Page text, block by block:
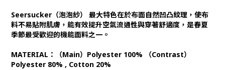
Seersucker（泡泡紗） 最大特色在於布面自然凹凸紋理，使布
料不易貼附肌膚，能有效提升空氣流通性與穿著舒適度，是春夏
季節最受歡迎的機能面料之一。
MATERIAL：（Main）Polyester 100% （Contrast）
Polyester 80% , Cotton 20%